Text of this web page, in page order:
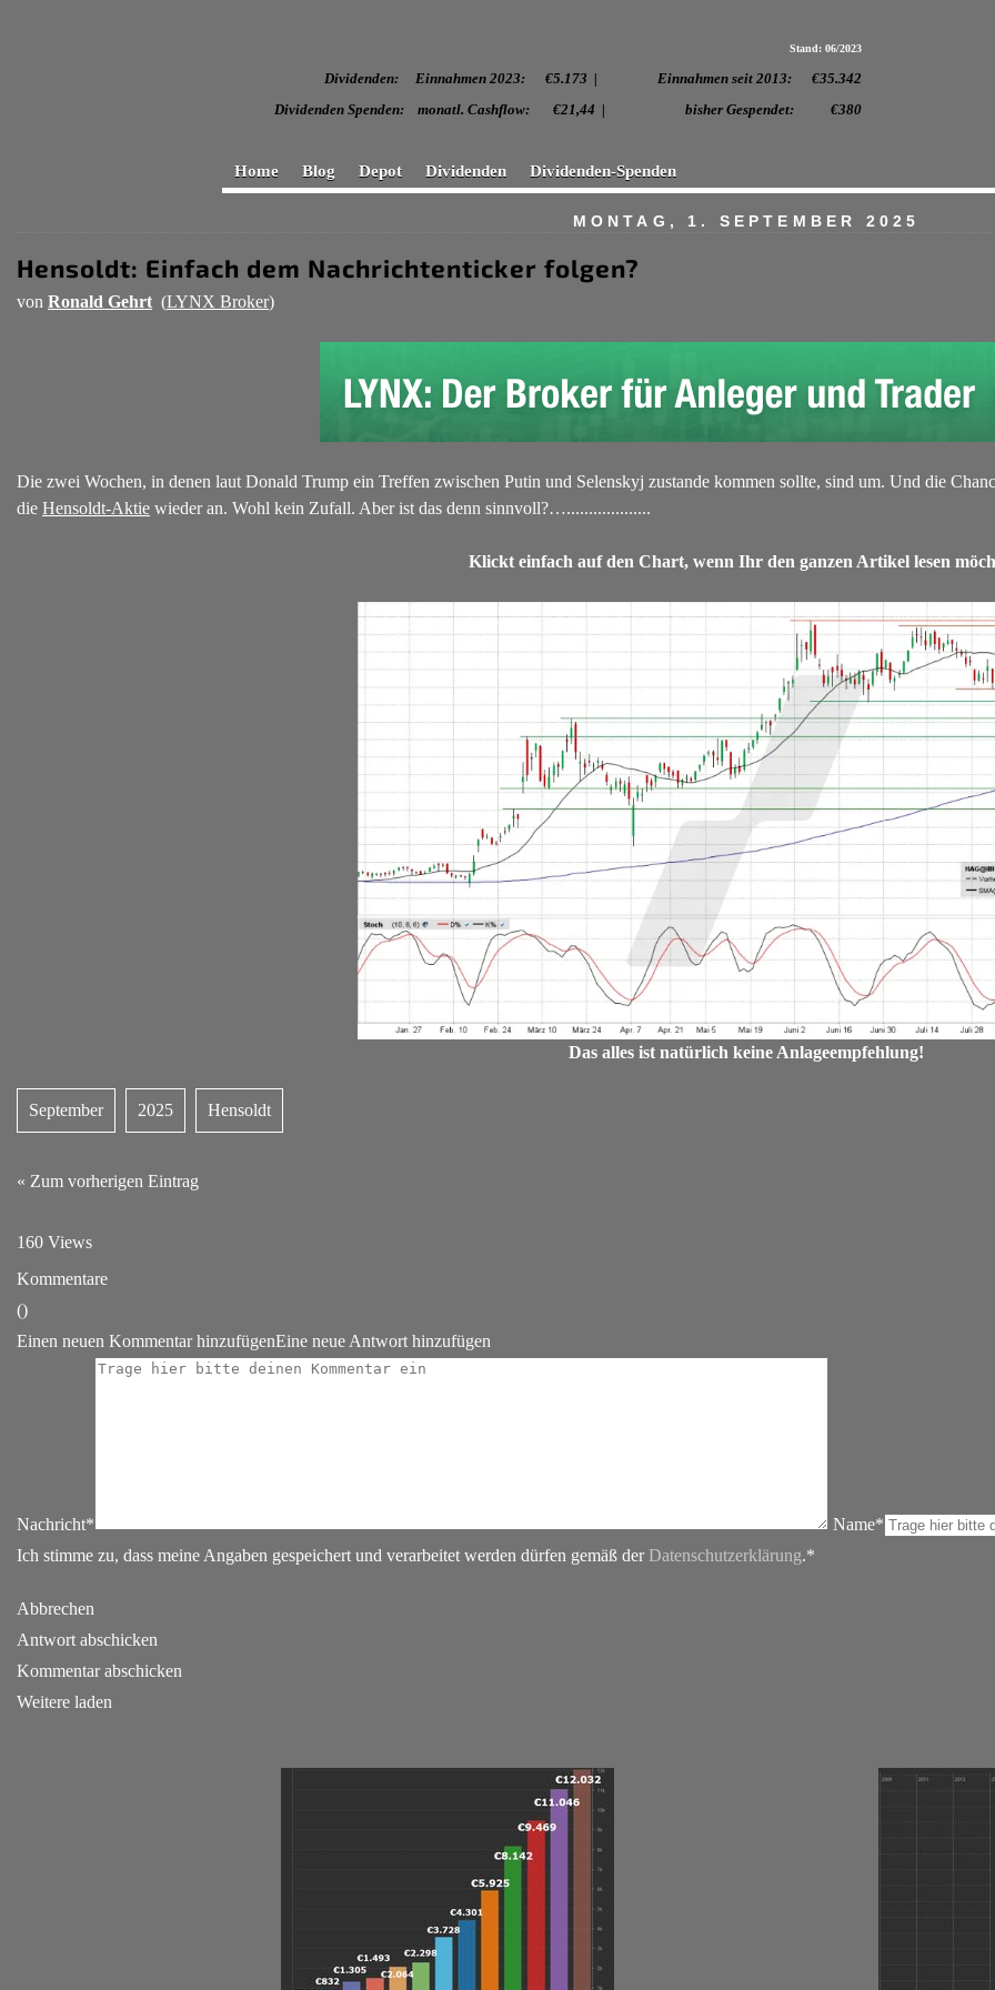
Stand: 06/2023
Dividenden: Einnahmen 2023: €5.173 | Einnahmen seit 2013: €35.342
Dividenden Spenden: monatl. Cashflow: €21,44 | bisher Gespendet: €380
Home Blog Depot Dividenden Dividenden-Spenden
MONTAG, 1. SEPTEMBER 2025
Hensoldt: Einfach dem Nachrichtenticker folgen?
von Ronald Gehrt (LYNX Broker)
Die zwei Wochen, in denen laut Donald Trump ein Treffen zwischen Putin und Selenskyj zustande kommen sollte, sind um. Und die
die Hensoldt-Aktie wieder an. Wohl kein Zufall. Aber ist das denn sinnvoll?…...................
Klickt einfach auf den Chart, wenn Ihr den ganzen Artikel lesen
Das alles ist natürlich keine Anlageempfehlung!
September 2025 Hensoldt
« Zum vorherigen Eintrag
160 Views
Kommentare
()
Einen neuen Kommentar hinzufügenEine neue Antwort hinzufügen
Nachricht*
Name*
Ich stimme zu, dass meine Angaben gespeichert und verarbeitet werden dürfen gemäß der Datenschutzerklärung.*
Abbrechen
Antwort abschicken
Kommentar abschicken
Weitere laden